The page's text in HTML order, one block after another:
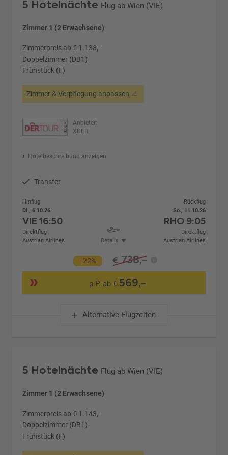
5 Hotelnächte Flug ab Wien (VIE)
Zimmer 1 (2 Erwachsene)
Zimmerpreis ab € 1.138,-
Doppelzimmer (DB1)
Frühstück (F)
Zimmer & Verpflegung anpassen
Anbieter:
XDER
Hotelbeschreibung anzeigen
Transfer
Hinflug
Di., 6.10.26
VIE16:50
Direktflug
Austrian Airlines
Details
Rückflug
So., 11.10.26
RHO 9:05
Direktflug
Austrian Airlines
-22% € 738,-
p.P. ab € 569,-
Alternative Flugzeiten
5 Hotelnächte Flug ab Wien (VIE)
Zimmer 1 (2 Erwachsene)
Zimmerpreis ab € 1.143,-
Doppelzimmer (DB1)
Frühstück (F)